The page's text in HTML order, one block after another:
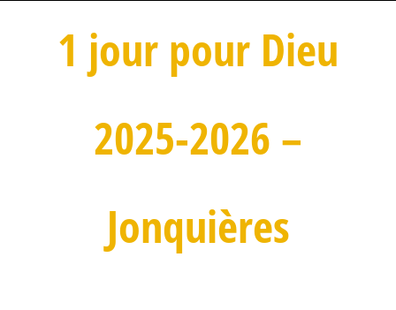
1 jour pour Dieu
2025-2026 –
Jonquières